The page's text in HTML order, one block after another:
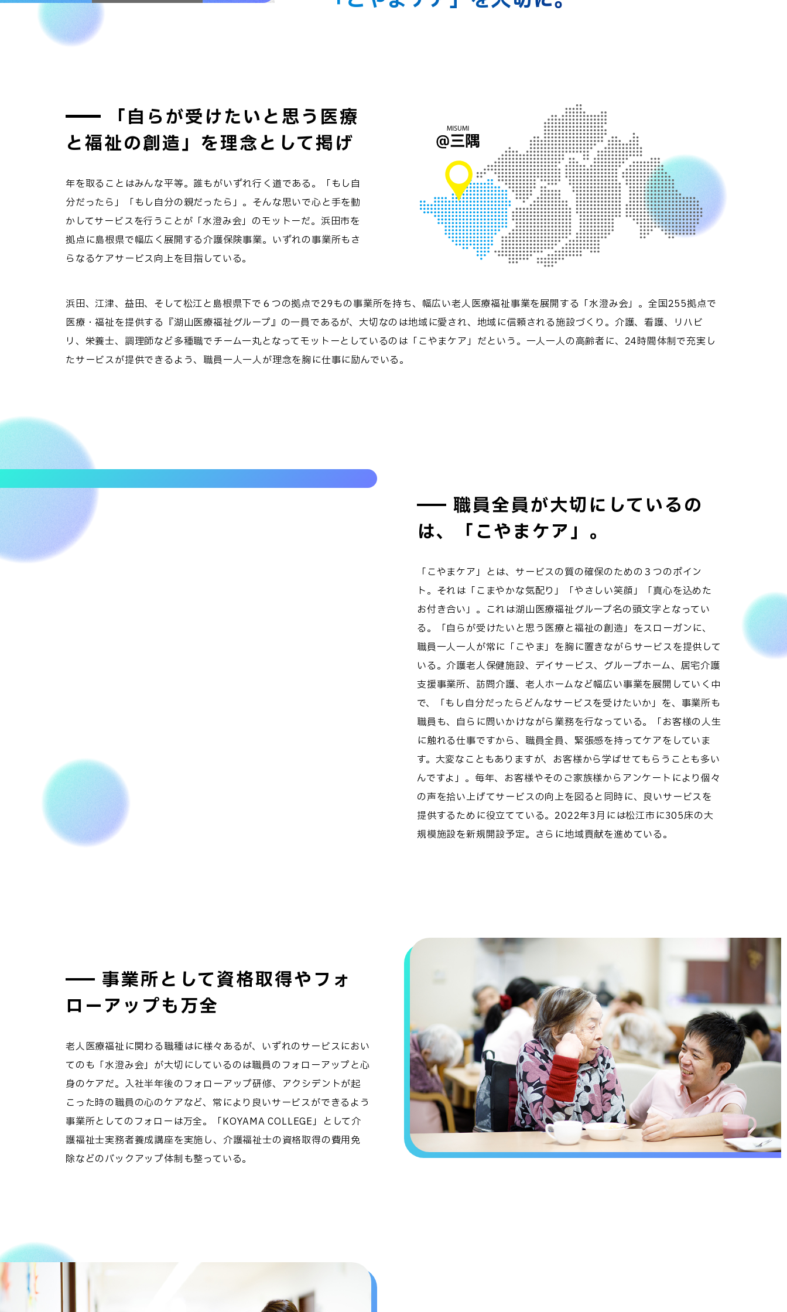
「自らが受けたいと思う医療
と福祉の創造」を理念として掲げ
年を取ることはみんな平等。誰もがいずれ行く道である。「もし自
分だったら」「もし自分の親だったら」。そんな思いで心と手を動
かしてサービスを行うことが「水澄み会」のモットーだ。浜田市を
拠点に島根県で幅広く展開する介護保険事業。いずれの事業所もさ
らなるケアサービス向上を目指している。
浜田、江津、益田、そして松江と島根県下で６つの拠点で29もの事業所を持ち、幅広い老人医療福祉事業を展開する「水澄み会」。全国255拠点で
医療・福祉を提供する『湖山医療福祉グループ』の一員であるが、大切なのは地域に愛され、地域に信頼される施設づくり。介護、看護、リハビ
リ、栄養士、調理師など多種職でチーム一丸となってモットーとしているのは「こやまケア」だという。一人一人の高齢者に、24時間体制で充実し
たサービスが提供できるよう、職員一人一人が理念を胸に仕事に励んでいる。
職員全員が大切にしているの
は、「こやまケア」。
「こやまケア」とは、サービスの質の確保のための３つのポイン
ト。それは「こまやかな気配り」「やさしい笑顔」「真心を込めた
お付き合い」。これは湖山医療福祉グループ名の頭文字となってい
る。「自らが受けたいと思う医療と福祉の創造」をスローガンに、
職員一人一人が常に「こやま」を胸に置きながらサービスを提供して
いる。介護老人保健施設、デイサービス、グループホーム、居宅介護
支援事業所、訪問介護、老人ホームなど幅広い事業を展開していく中
で、「もし自分だったらどんなサービスを受けたいか」を、事業所も
職員も、自らに問いかけながら業務を行なっている。「お客様の人生
に触れる仕事ですから、職員全員、緊張感を持ってケアをしていま
す。大変なこともありますが、お客様から学ばせてもらうことも多い
んですよ」。毎年、お客様やそのご家族様からアンケートにより個々
の声を拾い上げてサービスの向上を図ると同時に、良いサービスを
提供するために役立てている。2022年3月には松江市に305床の大
規模施設を新規開設予定。さらに地域貢献を進めている。
事業所として資格取得やフォ
ローアップも万全
老人医療福祉に関わる職種はに様々あるが、いずれのサービスにおい
てのも「水澄み会」が大切にしているのは職員のフォローアップと心
身のケアだ。入社半年後のフォローアップ研修、アクシデントが起
こった時の職員の心のケアなど、常により良いサービスができるよう
事業所としてのフォローは万全。「KOYAMA COLLEGE」として介
護福祉士実務者養成講座を実施し、介護福祉士の資格取得の費用免
除などのバックアップ体制も整っている。